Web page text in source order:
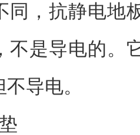
同，抗静电地
不是导电的。
导电。